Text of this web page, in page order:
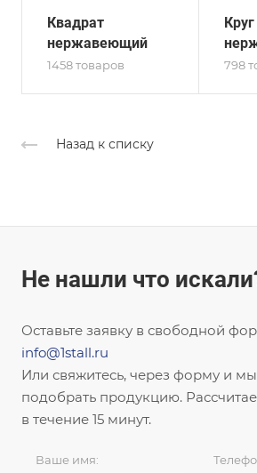
Квадрат
нержавеющий
1458 товаров
Круг
798
Назад к списку
Не нашли что
Оставьте заявку в свободной
info@1stall.ru
Или свяжитесь, через форму и
подобрать продукцию.
в течение 15 минут.
Ваше имя: